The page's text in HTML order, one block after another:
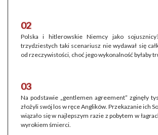
02
Polska i hitlerowskie Niemcy jako
trzydziestych taki scenariusz nie wydawał się
od rzeczywistości, choć jego wykonalność byłaby
03
Na podstawie „gentlemen agreement” zginęły
złożyli swój los w ręce Anglików. Przekazanie ich
wiązało się w najlepszym razie z pobytem w
wyrokiem śmierci.